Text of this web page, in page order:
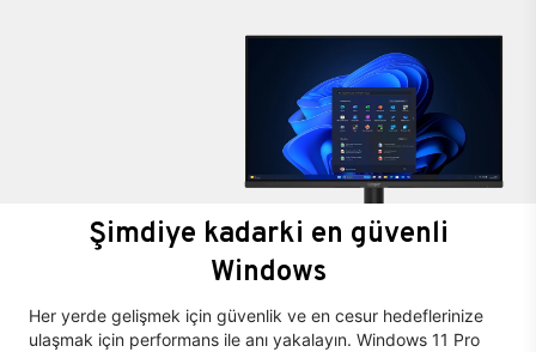
Şimdiye kadarki en güvenli
Windows
Her yerde gelişmek için güvenlik ve en cesur hedeflerinize
ulaşmak için performans ile anı yakalayın. Windows 11 Pro